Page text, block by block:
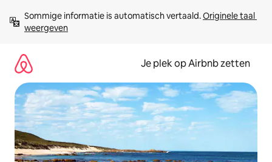
direct
naar
Sommige informatie is automatisch vertaald. Originele taal
weergeven
Je plek op Airbnb zetten